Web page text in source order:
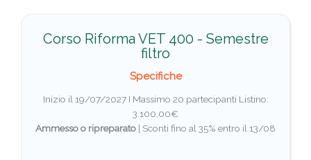
Corso Riforma VET 400 - Semestre
filtro
Specifiche
Inizio il 19/07/2027 I Massimo 20 partecipanti Listino:
3.100,00€
Ammesso o ripreparato | Sconti fino al 35% entro il 13/08